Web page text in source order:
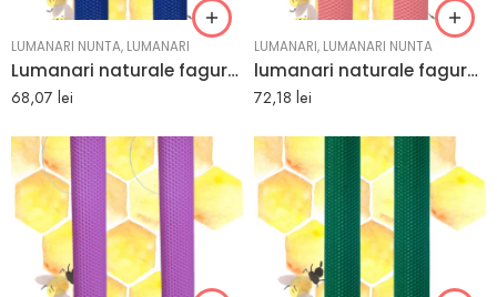
LUMANARI NUNTA, LUMANARI
Lumanari naturale fagure din ceara de albine colorata albastru deschis
68,07 lei
LUMANARI, LUMANARI NUNTA
lumanari naturale fagure din ceara de albine colorata roz
72,18 lei